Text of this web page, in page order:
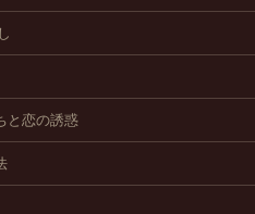
と恋の誘惑